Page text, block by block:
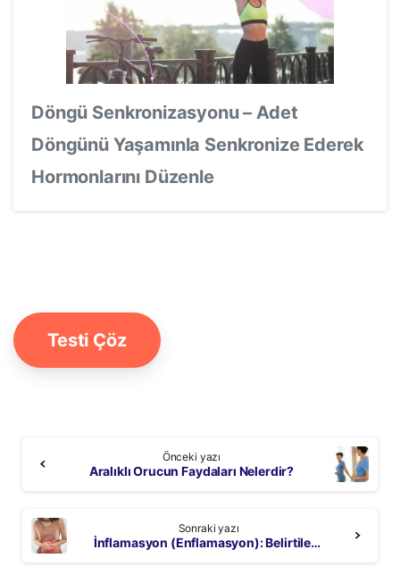
Döngü Senkronizasyonu – Adet
Döngünü Yaşamınla Senkronize Ederek
Hormonlarını Düzenle
Testi Çöz
Reading
Önceki yazı
Aralıklı Orucun Faydaları Nelerdir?
Sonraki yazı
İnflamasyon (Enflamasyon): Belirtileri, Nedenleri ve Beslenme İlişkisi